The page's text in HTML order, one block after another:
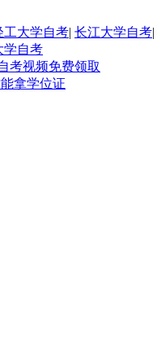
工大学自考| 长江大学自考|
学自考
拿学位证